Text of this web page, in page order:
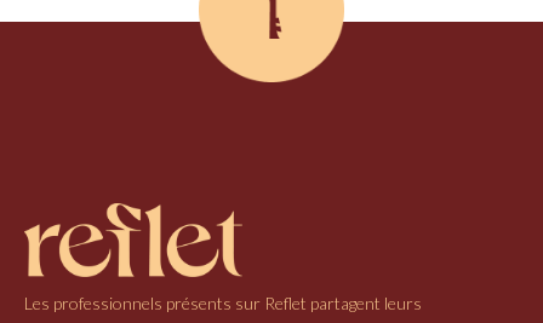
Les professionnels présents sur Reflet partagent leurs